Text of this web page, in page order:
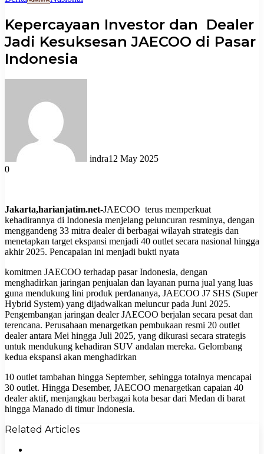
Kepercayaan Investor dan Dealer
Jadi Kesuksesan JAECOO di Pasar
Indonesia
indra12 May 2025
0
Jakarta,harianjatim.net-JAECOO terus memperkuat
kehadirannya di Indonesia menjelang peluncuran resminya, dengan
menggandeng 33 mitra dealer di berbagai wilayah strategis dan
menetapkan target ekspansi menjadi 40 outlet secara nasional hingga
akhir 2025. Pencapaian ini menjadi bukti nyata
komitmen JAECOO terhadap pasar Indonesia, dengan
menghadirkan jaringan penjualan dan layanan purna jual yang luas
guna mendukung lini produk perdananya, JAECOO J7 SHS (Super
Hybrid System) yang dijadwalkan meluncur pada Juni 2025.
Pengembangan jaringan dealer JAECOO berjalan secara pesat dan
terencana. Perusahaan menargetkan pembukaan resmi 20 outlet
dealer antara Mei hingga Juli 2025, yang dikurasi secara strategis
untuk mendukung kehadiran SUV andalan mereka. Gelombang
kedua ekspansi akan menghadirkan
10 outlet tambahan hingga September, sehingga totalnya mencapai
30 outlet. Hingga Desember, JAECOO menargetkan capaian 40
dealer aktif, menjangkau berbagai kota besar dari Medan di barat
hingga Manado di timur Indonesia.
Related Articles